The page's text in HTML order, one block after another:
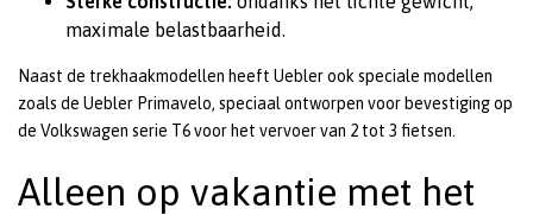
maximale belastbaarheid.
Naast de trekhaakmodellen heeft Uebler ook speciale modellen
zoals de Uebler Primavelo, speciaal ontworpen voor bevestiging op
de Volkswagen serie T6 voor het vervoer van 2 tot 3 fietsen.
Alleen op vakantie met het